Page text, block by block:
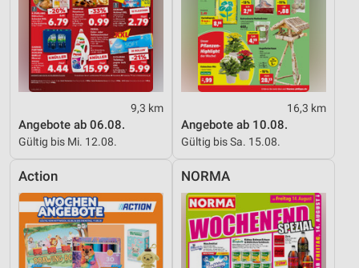
9,3 km
Angebote ab 06.08.
Gültig bis Mi. 12.08.
16,3 km
Angebote ab 10.08.
Gültig bis Sa. 15.08.
Action NORMA